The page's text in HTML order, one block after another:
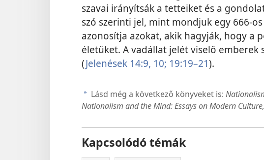
szavai irányítsák a tetteiket és a
szó szerinti jel, mint mondjuk egy 666-
azonosítja azokat, akik hagyják, hogy a
életüket. A vadállat jelét viselő emberek
(Jelenések 14:9, 10; 19:19–21).
a Lásd még a következő könyveket is:
Nationalism and the Mind: Essays on Modern Culture,
Kapcsolódó témák